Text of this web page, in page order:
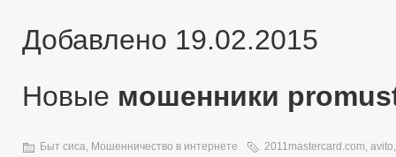
Добавлено 19.02.2015
Новые мошенники
Быт сиса Мошенничество в интернете 2011mastercard.com avito